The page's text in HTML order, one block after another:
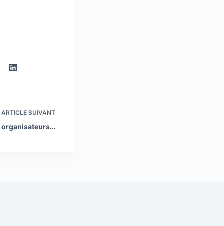
ARTICLE SUIVANT
organisateurs…